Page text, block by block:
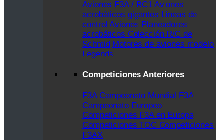
Aviones F3A / RC1 Aviones
acrobáticos gigantes Líneas de
control Aviones Planeadores
acrobáticos Colección R/C de
Schmid Motores de aviones modelo
Legends
Competiciones Anteriores
F3A Campeonato Mundial F3A
Campeonato Europeo
Competiciones F3A en Europa
Competiciones TOC Competiciones
F3AX